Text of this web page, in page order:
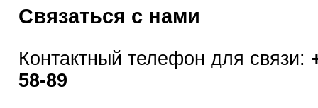
Связаться с нами
Контактный телефон для связи:
58-89